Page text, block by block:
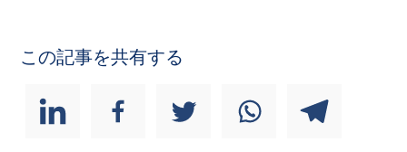
この記事を共有する